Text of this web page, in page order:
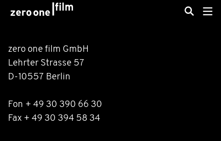
zero one film GmbH
Lehrter Strasse 57
D-10557 Berlin
Fon + 49 30 390 66 30
Fax + 49 30 394 58 34